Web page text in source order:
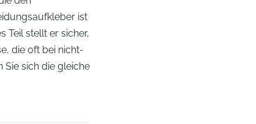
ist
Teil stellt er sicher,
die oft bei nicht-
Sie sich die gleiche